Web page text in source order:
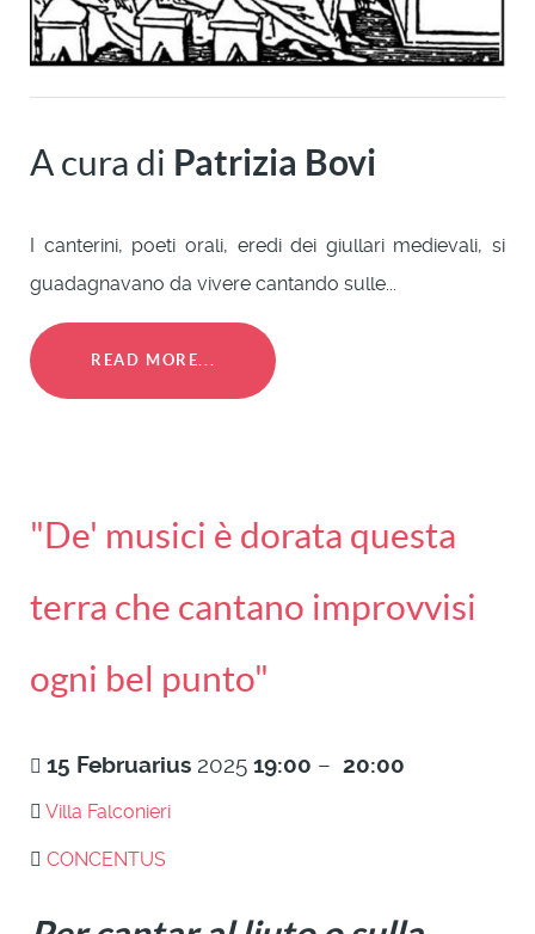
A cura di Patrizia Bovi
I canterini, poeti orali, eredi dei giullari medievali, si
guadagnavano da vivere cantando sulle...
READ MORE...
"De' musici è dorata questa
terra che cantano improvvisi
ogni bel punto"
15 Februarius 2025 19:00 – 20:00
Villa Falconieri
CONCENTUS